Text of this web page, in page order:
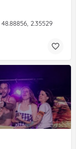
2.35529